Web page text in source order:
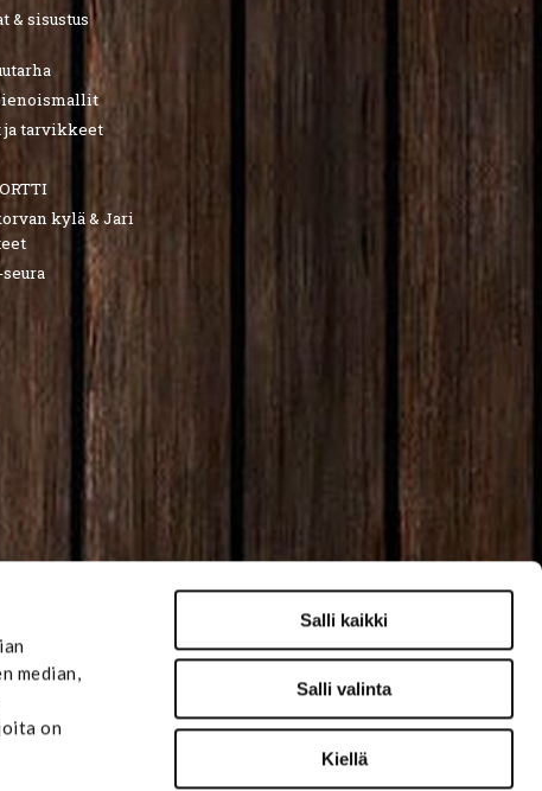
median,
on
Salli kaikki
Salli valinta
Kiellä
& sisustus
ja tarvikkeet
kylä & Jari